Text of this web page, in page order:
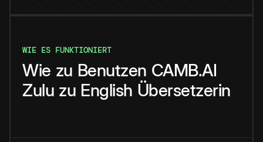
WIE ES FUNKTIONIERT
Wie zu Benutzen CAMB.AI
Zulu zu English Übersetzerin